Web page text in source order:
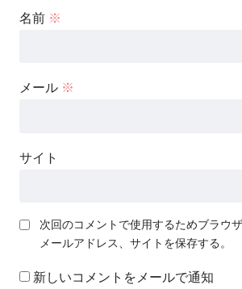
名前 ※
メール ※
サイト
次回のコメントで使用するためブラウ
メールアドレス、サイトを保存する。
新しいコメントをメールで通知